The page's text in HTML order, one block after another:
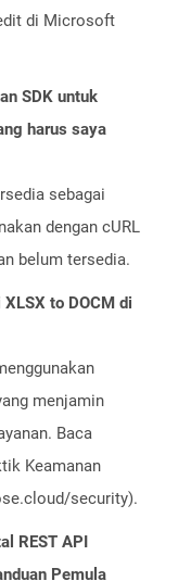
di Microsoft
SDK untuk
harus saya
sebagai
dengan cURL
belum tersedia.
to DOCM di
menjamin
Baca
Keamanan
security).
REST API
Pemula